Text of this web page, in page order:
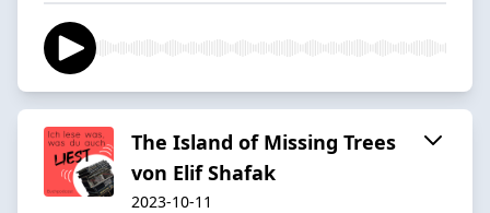
The Island of Missing Trees
von Elif Shafak
2023-10-11